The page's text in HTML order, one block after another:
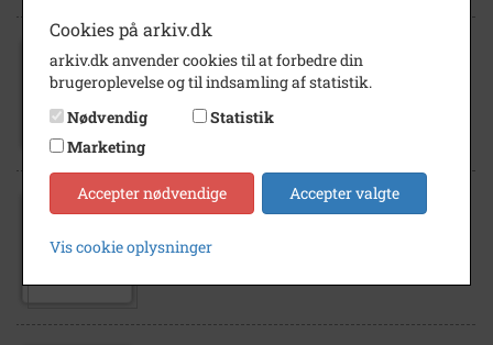
1890- 1920
Ukendt soldat
Cookies på arkiv.dk
arkiv.dk anvender cookies til at forbedre din
brugeroplevelse og til indsamling af statistik.
Nødvendig
Statistik
Marketing
Accepter nødvendige Accepter valgte
Vis cookie oplysninger